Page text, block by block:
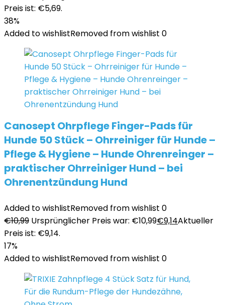
Preis ist: €5,69.
38%
Added to wishlistRemoved from wishlist 0
Canosept Ohrpflege Finger-Pads für
Hunde 50 Stück – Ohrreiniger für Hunde –
Pflege & Hygiene – Hunde Ohrenreinger –
praktischer Ohrreiniger Hund – bei
Ohrenentzündung Hund
Added to wishlistRemoved from wishlist 0
€10,99 Ursprünglicher Preis war: €10,99€9,14Aktueller
Preis ist: €9,14.
17%
Added to wishlistRemoved from wishlist 0